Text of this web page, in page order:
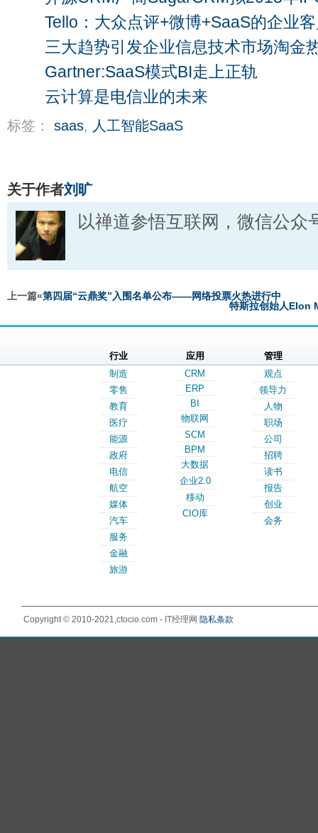
Tello：大众点评+微博+SaaS的企业
三大趋势引发企业信息技术市场淘金
Gartner:SaaS模式BI走上正轨
云计算是电信业的未来
标签： saas, 人工智能SaaS
关于作者刘旷
以禅道参悟互联网，微信公众
上一篇«第四届“云鼎奖”入围名单公布——网络投票火热进行中
特斯拉创始人Elon
行业
制造
零售
教育
医疗
能源
政府
电信
航空
媒体
汽车
服务
金融
旅游
应用
CRM
ERP
BI
物联网
SCM
BPM
大数据
企业2.0
移动
CIO库
管理
观点
领导力
人物
职场
公司
招聘
读书
报告
创业
会务
Copyright © 2010-2021,ctocio.com - IT经理网 隐私条款